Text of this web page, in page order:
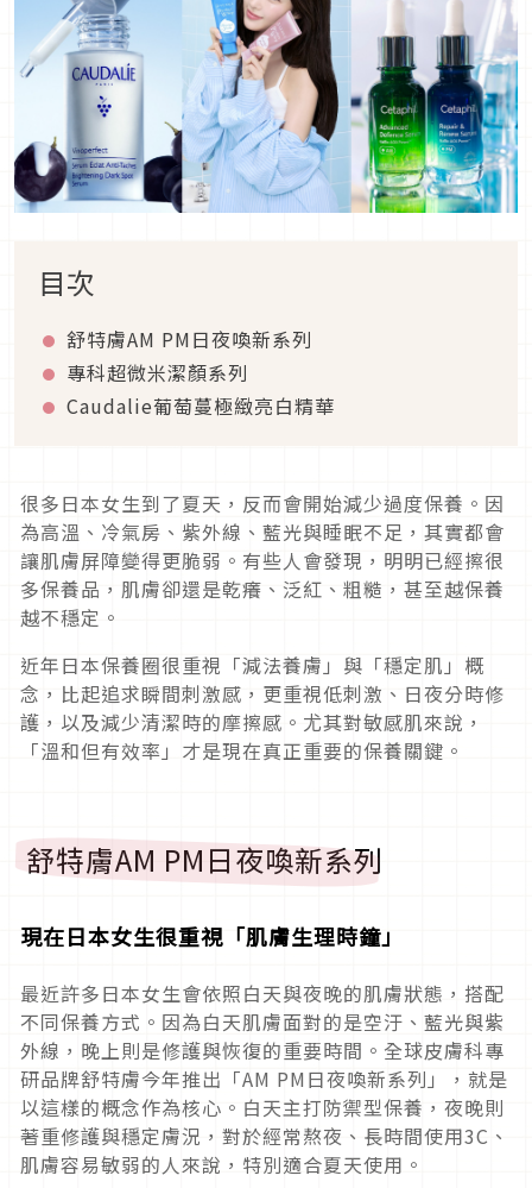
目次
舒特膚AM PM日夜喚新系列
專科超微米潔顏系列
Caudalie葡萄蔓極緻亮白精華
很多日本女生到了夏天，反而會開始減少過度保養。因
為高溫、冷氣房、紫外線、藍光與睡眠不足，其實都會
讓肌膚屏障變得更脆弱。有些人會發現，明明已經擦很
多保養品，肌膚卻還是乾癢、泛紅、粗糙，甚至越保養
越不穩定。
近年日本保養圈很重視「減法養膚」與「穩定肌」概
念，比起追求瞬間刺激感，更重視低刺激、日夜分時修
護，以及減少清潔時的摩擦感。尤其對敏感肌來說，
「溫和但有效率」才是現在真正重要的保養關鍵。
舒特膚AM PM日夜喚新系列
現在日本女生很重視「肌膚生理時鐘」
最近許多日本女生會依照白天與夜晚的肌膚狀態，搭配
不同保養方式。因為白天肌膚面對的是空汙、藍光與紫
外線，晚上則是修護與恢復的重要時間。全球皮膚科專
研品牌舒特膚今年推出「AM PM日夜喚新系列」，就是
以這樣的概念作為核心。白天主打防禦型保養，夜晚則
著重修護與穩定膚況，對於經常熬夜、長時間使用3C、
肌膚容易敏弱的人來說，特別適合夏天使用。